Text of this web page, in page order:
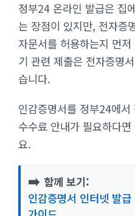
정부24 온라인 발급은 집
는 장점이 있지만, 전자증
자문서를 허용하는지 먼
기 관련 제출은 전자증명
습니다.
인감증명서를 정부24에
수수료 안내가 필요하다
요.
➡️ 함께 보기:
인감증명서 인터넷 발급